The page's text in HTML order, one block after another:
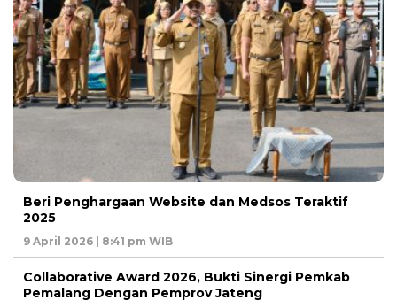
Beri Penghargaan Website dan Medsos Teraktif
2025
9 April 2026 | 8:41 pm WIB
Collaborative Award 2026, Bukti Sinergi Pemkab
Pemalang Dengan Pemprov Jateng